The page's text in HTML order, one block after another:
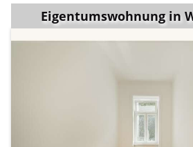
Eigentumswohnung in